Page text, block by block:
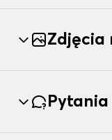
Zdjęcia
Pytania